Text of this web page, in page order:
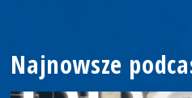
Najnowsze